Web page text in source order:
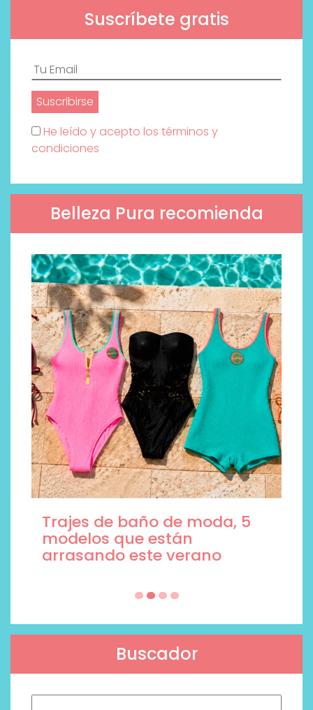
Suscríbete gratis
He leído y acepto los términos y
condiciones
Belleza Pura recomienda
Trajes de baño de moda, 5
modelos que están
arrasando este verano
Buscador